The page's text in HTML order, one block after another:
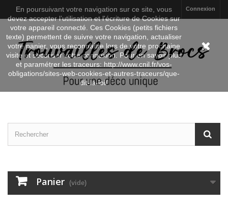
Connexion
Panier (vide)
En poursuivant votre navigation sur ce site, vous
devez accepter l’utilisation et l'écriture de Cookies sur
votre appareil connecté. Ces Cookies (petits fichiers
texte) permettent de suivre votre navigation, actualiser
votre panier, vous reconnaitre lors de votre prochaine
visite et sécuriser votre connexion. Pour en savoir plus
et paramétrer les traceurs: http://www.cnil.fr/vos-
obligations/sites-web-cookies-et-autres-traceurs/que-
dit-la-loi/